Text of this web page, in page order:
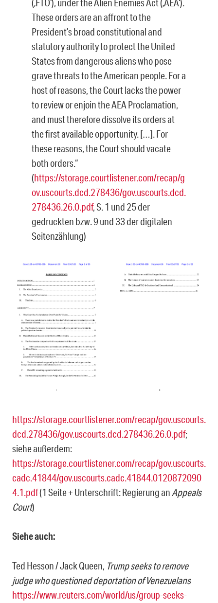
These orders are an affront to the
President’s broad constitutional and
statutory authority to protect the United
States from dangerous aliens who pose
grave threats to the American people. For a
host of reasons, the Court lacks the power
to review or enjoin the AEA Proclamation,
and must therefore dissolve its orders at
the first available opportunity. […]. For
these reasons, the Court should vacate
both orders.“
(https://storage.courtlistener.com/recap/g
ov.uscourts.dcd.278436/gov.uscourts.dcd.
278436.26.0.pdf, S. 1 und 25 der
gedruckten bzw. 9 und 33 der digitalen
Seitenzählung)
https://storage.courtlistener.com/recap/gov.uscourts.
dcd.278436/gov.uscourts.dcd.278436.26.0.pdf;
siehe außerdem:
https://storage.courtlistener.com/recap/gov.uscourts.
cadc.41844/gov.uscourts.cadc.41844.0120872090
4.1.pdf(1 Seite + Unterschrift: Regierung an Appeals
Court)
Siehe auch:
Ted Hesson / Jack Queen, Trump seeks to remove
judge who questioned deportation of Venezuelans
https://www.reuters.com/world/us/group-seeks-